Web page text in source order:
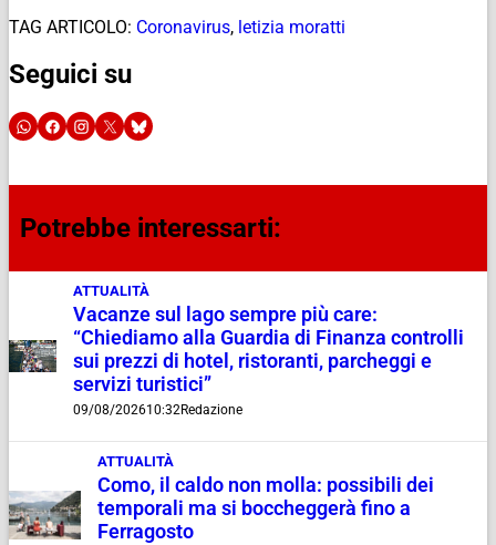
TAG ARTICOLO: Coronavirus, letizia moratti
Seguici su
Potrebbe interessarti:
ATTUALITÀ
Vacanze sul lago sempre più care:
“Chiediamo alla Guardia di Finanza controlli
sui prezzi di hotel, ristoranti, parcheggi e
servizi turistici”
09/08/202610:32Redazione
ATTUALITÀ
Como, il caldo non molla: possibili dei
temporali ma si boccheggerà fino a
Ferragosto